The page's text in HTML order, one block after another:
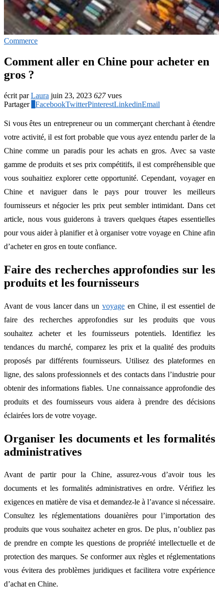
Commerce
Comment aller en Chine pour acheter en
gros ?
écrit parLaura juin 23, 2023 627vues
Partager
FacebookTwitterPinterestLinkedinEmail
Si vous êtes un entrepreneur ou un commerçant cherchant à étendre
votre activité, il est fort probable que vous ayez entendu parler de la
Chine comme un paradis pour les achats en gros. Avec sa vaste
gamme de produits et ses prix compétitifs, il est compréhensible que
vous souhaitiez explorer cette opportunité. Cependant, voyager en
Chine et naviguer dans le pays pour trouver les meilleurs
fournisseurs et négocier les prix peut sembler intimidant. Dans cet
article, nous vous guiderons à travers quelques étapes essentielles
pour vous aider à planifier et à organiser votre voyage en Chine afin
d’acheter en gros en toute confiance.
Faire des recherches approfondies sur les
produits et les fournisseurs
Avant de vous lancer dans un voyage en Chine, il est essentiel de
faire des recherches approfondies sur les produits que vous
souhaitez acheter et les fournisseurs potentiels. Identifiez les
tendances du marché, comparez les prix et la qualité des produits
proposés par différents fournisseurs. Utilisez des plateformes en
ligne, des salons professionnels et des contacts dans l’industrie pour
obtenir des informations fiables. Une connaissance approfondie des
produits et des fournisseurs vous aidera à prendre des décisions
éclairées lors de votre voyage.
Organiser les documents et les formalités
administratives
Avant de partir pour la Chine, assurez-vous d’avoir tous les
documents et les formalités administratives en ordre. Vérifiez les
exigences en matière de visa et demandez-le à l’avance si nécessaire.
Consultez les réglementations douanières pour l’importation des
produits que vous souhaitez acheter en gros. De plus, n’oubliez pas
de prendre en compte les questions de propriété intellectuelle et de
protection des marques. Se conformer aux règles et réglementations
vous évitera des problèmes juridiques et facilitera votre expérience
d’achat en Chine.